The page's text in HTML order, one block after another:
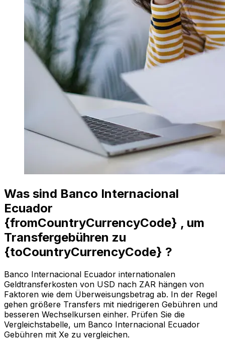
Was sind Banco Internacional
Ecuador
{fromCountryCurrencyCode} , um
Transfergebühren zu
{toCountryCurrencyCode} ?
Banco Internacional Ecuador internationalen
Geldtransferkosten von USD nach ZAR hängen von
Faktoren wie dem Überweisungsbetrag ab. In der Regel
gehen größere Transfers mit niedrigeren Gebühren und
besseren Wechselkursen einher. Prüfen Sie die
Vergleichstabelle, um Banco Internacional Ecuador
Gebühren mit Xe zu vergleichen.